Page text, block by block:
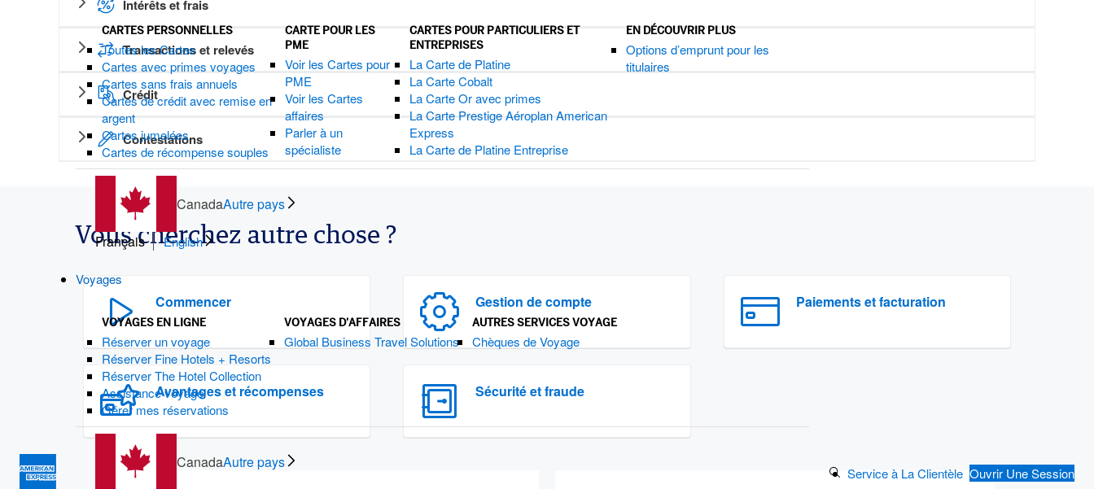
CARTES PERSONNELLES
Toutes les Cartes
Cartes avec primes voyages
Cartes sans frais annuels
Cartes de crédit avec remise en
argent
Cartes jumelées
Cartes de récompense souples
CARTE POUR LES
PME
Voir les Cartes pour
PME
Voir les Cartes
affaires
Parler à un
spécialiste
CARTES POUR PARTICULIERS ET
ENTREPRISES
La Carte de Platine
La Carte Cobalt
La Carte Or avec primes
La Carte Prestige Aéroplan American
Express
La Carte de Platine Entreprise
EN DÉCOUVRIR PLUS
Options d’emprunt pour les
titulaires
CanadaAutre pays
Français English
Voyages
VOYAGES EN LIGNE
Réserver un voyage
Réserver Fine Hotels + Resorts
Réserver The Hotel Collection
Assistance voyage
Gérer mes réservations
VOYAGES D'AFFAIRES
Global Business Travel Solutions
AUTRES SERVICES VOYAGE
Chèques de Voyage
CanadaAutre pays
Search Button
Service à La Clientèle Ouvrir Une Session
Intérêts et frais
Transactions et relevés
Crédit
Contestations
Vous cherchez autre chose ?
Commencer Gestion de compte Paiements et facturation
Avantages et récompenses Sécurité et fraude